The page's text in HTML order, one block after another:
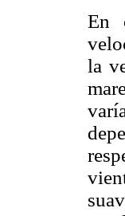
En
la